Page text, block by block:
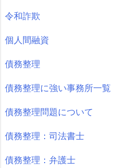
令和詐欺
個人間融資
債務整理
債務整理に強い事務所一覧
債務整理問題について
債務整理：司法書士
債務整理：弁護士